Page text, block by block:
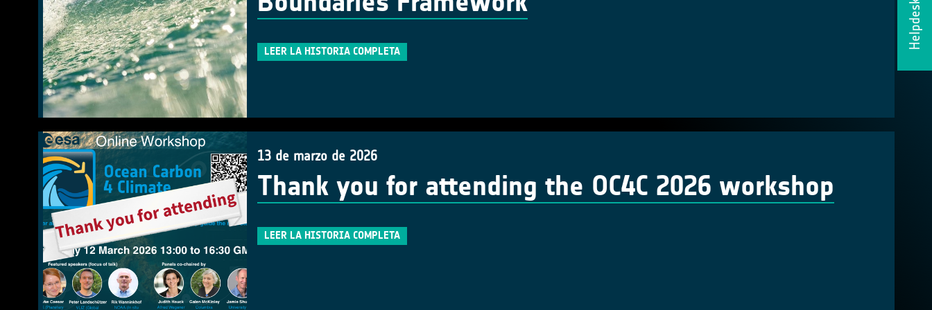
Helpdesk
LEER LA HISTORIA COMPLETA
13 de marzo de 2026
Thank you for attending the OC4C 2026 workshop
LEER LA HISTORIA COMPLETA